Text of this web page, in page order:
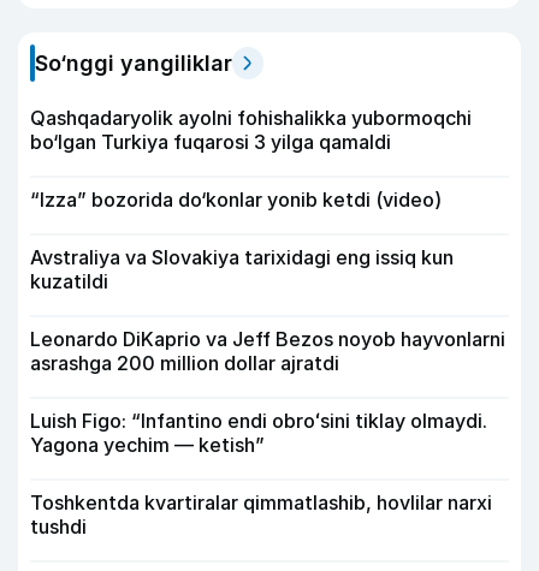
So‘nggi yangiliklar
Qashqadaryolik ayolni fohishalikka yubormoqchi
bo‘lgan Turkiya fuqarosi 3 yilga qamaldi
“Izza” bozorida do‘konlar yonib ketdi (video)
Avstraliya va Slovakiya tarixidagi eng issiq kun
kuzatildi
Leonardo DiKaprio va Jeff Bezos noyob hayvonlarni
asrashga 200 million dollar ajratdi
Luish Figo: “Infantino endi obroʻsini tiklay olmaydi.
Yagona yechim — ketish”
Toshkentda kvartiralar qimmatlashib, hovlilar narxi
tushdi